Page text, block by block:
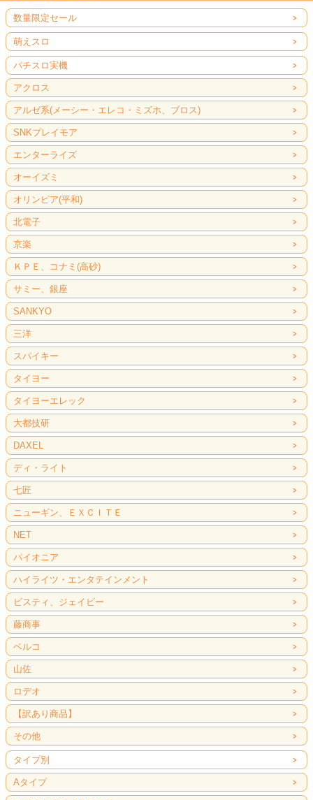
数量限定セール
萌えスロ
パチスロ実機
アクロス
アルゼ系(メーシー・エレコ・ミズホ、ブロス)
SNKプレイモア
エンターライズ
オーイズミ
オリンピア(平和)
北電子
京楽
ＫＰＥ、コナミ(高砂)
サミー、銀座
SANKYO
三洋
スパイキー
タイヨー
タイヨーエレック
大都技研
DAXEL
ディ・ライト
七匠
ニューギン、ＥＸＣＩＴＥ
NET
パイオニア
ハイライツ・エンタテインメント
ビスティ、ジェイビー
藤商事
ベルコ
山佐
ロデオ
【訳あり商品】
その他
タイプ別
Aタイプ